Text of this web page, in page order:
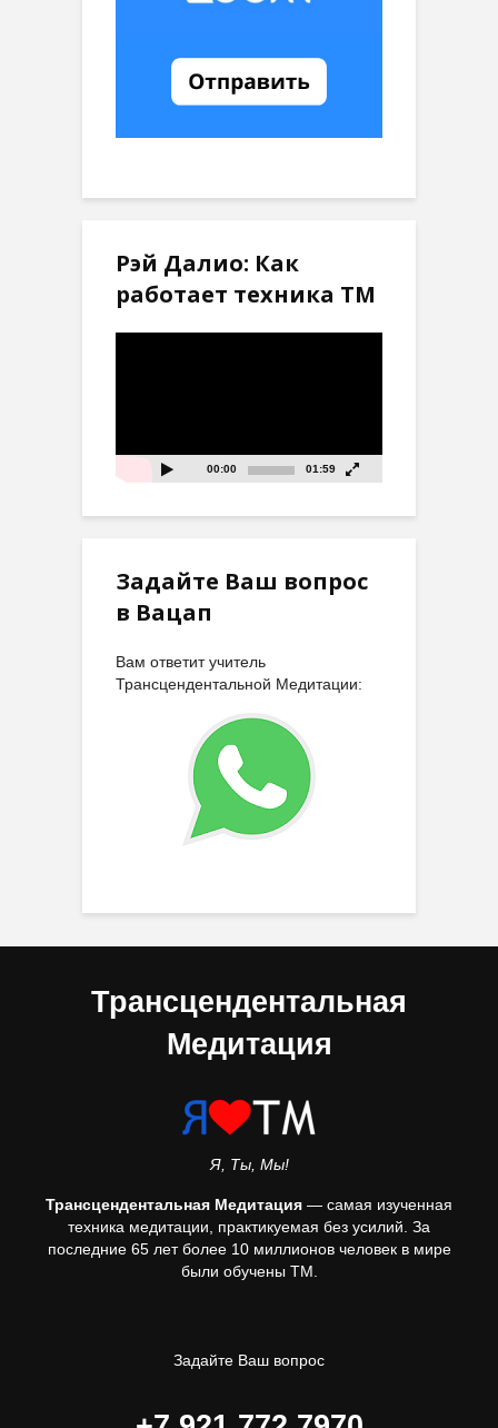
Рэй Далио: Как
работает техника ТМ
00:00 01:59
Задайте Ваш вопрос
в Вацап
Вам ответит учитель
Трансцендентальной Медитации:
Трансцендентальная
Медитация
Я, Ты, Мы!
Трансцендентальная Медитация — самая изученная
техника медитации, практикуемая без усилий. За
последние 65 лет более 10 миллионов человек в мире
были обучены ТМ.
Задайте Ваш вопрос